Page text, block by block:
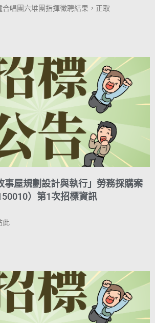
唱團六堆團指揮徵聘結果，正取
事屋規劃設計與執行」勞務採購案
）第1次招標資訊
此